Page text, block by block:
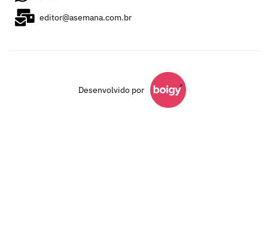
editor@asemana.com.br
Desenvolvido por